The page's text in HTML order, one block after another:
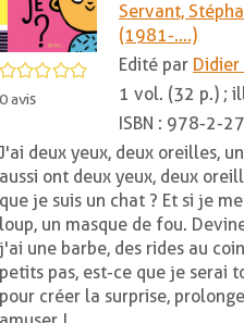
5
0avis
Servant,
(1981-....)
Edité par Didier
1 vol. (32 p.) ;
ISBN : 978-2-
J'ai deux yeux, deux oreilles,
aussi ont deux yeux, deux
que je suis un chat ? Et si je
loup, un masque de fou.
j'ai une barbe, des rides au
petits pas, est-ce que je serai
pour créer la surprise,